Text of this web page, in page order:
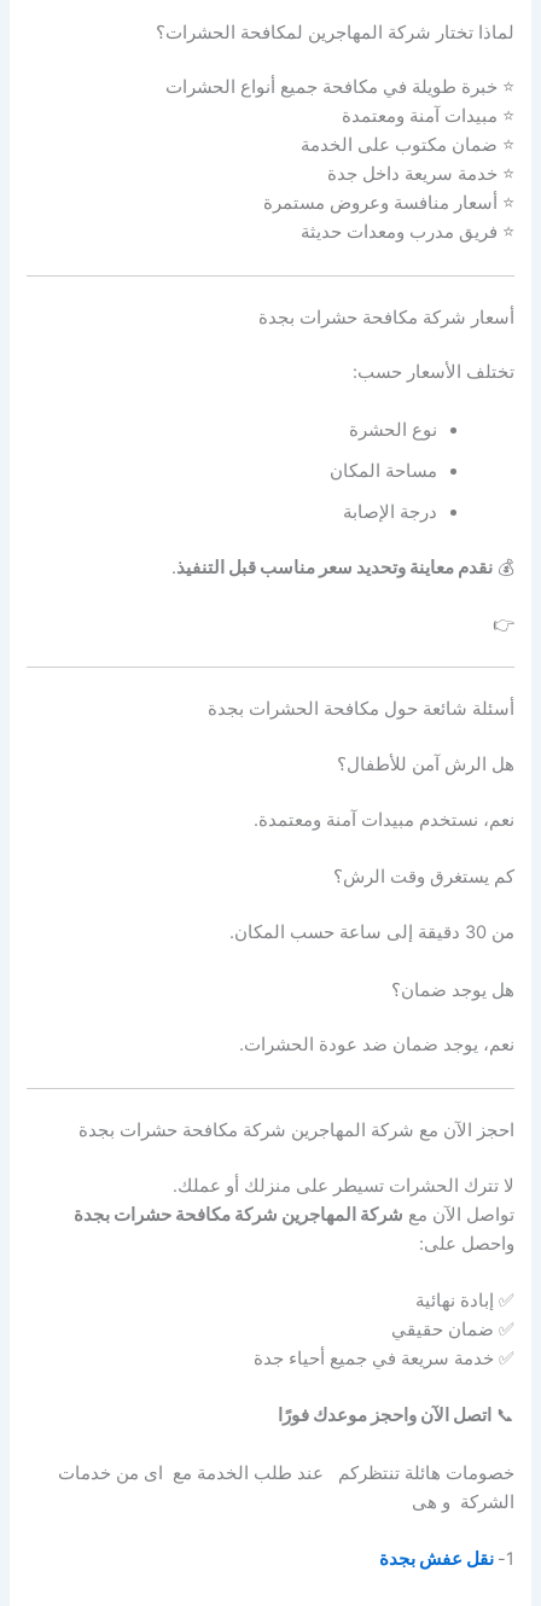
لماذا تختار شركة المهاجرين لمكافحة الحشرات؟
⭐ خبرة طويلة في مكافحة جميع أنواع الحشرات
⭐ مبيدات آمنة ومعتمدة
⭐ ضمان مكتوب على الخدمة
⭐ خدمة سريعة داخل جدة
⭐ أسعار منافسة وعروض مستمرة
⭐ فريق مدرب ومعدات حديثة
أسعار شركة مكافحة حشرات بجدة
تختلف الأسعار حسب:
نوع الحشرة
مساحة المكان
درجة الإصابة
💰نقدم معاينة وتحديد سعر مناسب قبل التنفيذ.
👉
أسئلة شائعة حول مكافحة الحشرات بجدة
هل الرش آمن للأطفال؟
نعم، نستخدم مبيدات آمنة ومعتمدة.
كم يستغرق وقت الرش؟
من 30 دقيقة إلى ساعة حسب المكان.
هل يوجد ضمان؟
نعم، يوجد ضمان ضد عودة الحشرات.
احجز الآن مع شركة المهاجرين شركة مكافحة حشرات بجدة
لا تترك الحشرات تسيطر على منزلك أو عملك.
تواصل الآن مع شركة المهاجرين شركة مكافحة حشرات بجدة
واحصل على:
✅ إبادة نهائية
✅ ضمان حقيقي
✅ خدمة سريعة في جميع أحياء جدة
📞 اتصل الآن واحجز موعدك فورًا
خصومات هائلة تنتظركم عند طلب الخدمة مع اى من خدمات
الشركة و هى
1- نقل عفش بجدة